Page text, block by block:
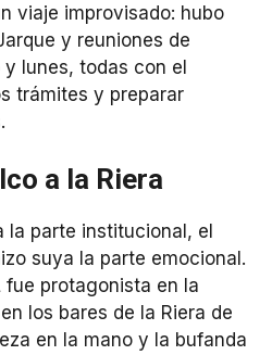
viaje improvisado: hubo
y reuniones de
lunes, todas con el
trámites y preparar
a la Riera
la parte institucional, el
suya la parte emocional.
fue protagonista en la
los bares de la Riera de
en la mano y la bufanda